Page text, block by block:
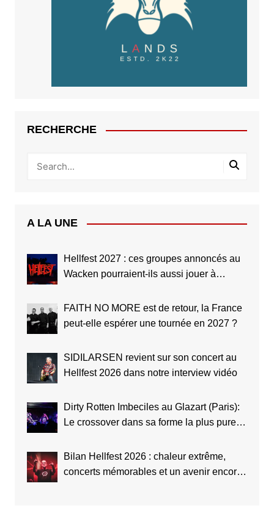
RECHERCHE
A LA UNE
Hellfest 2027 : ces groupes annoncés au
Wacken pourraient-ils aussi jouer à
FAITH NO MORE est de retour, la France
peut-elle espérer une tournée en 2027 ?
SIDILARSEN revient sur son concert au
Hellfest 2026 dans notre interview vidéo
Dirty Rotten Imbeciles au Glazart (Paris):
Le crossover dans sa forme la plus pure
Bilan Hellfest 2026 : chaleur extrême,
concerts mémorables et un avenir encore